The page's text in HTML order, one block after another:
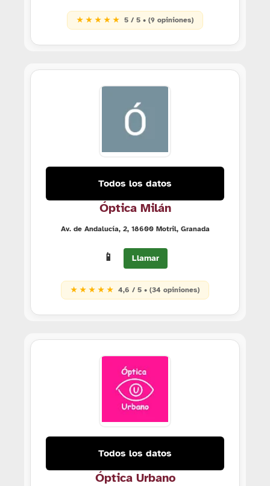
★ ★ ★ ★ ★ 5 / 5 • (9 opiniones)
Todos los datos
Óptica Milán
Av. de Andalucía, 2, 18600 Motril, Granada
📱 Llamar
★ ★ ★ ★ ★ 4,6 / 5 • (34 opiniones)
Todos los datos
Óptica Urbano